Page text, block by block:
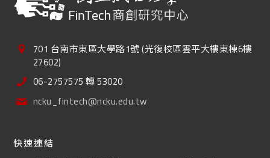
701 台南市東區大學路1號 (光復校區雲平大樓東棟6樓
27602)
06-2757575 轉 53020
ncku_fintech@ncku.edu.tw
快速連結